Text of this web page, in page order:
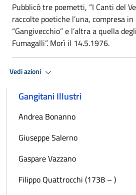
Pubblicò tre poemetti, “I Canti del
raccolte poetiche l’una, compresa
“Gangivecchio” e l’altra a quella
Fumagalli”. Morì il 14.5.1976.
Vedi azioni
Gangitani Illustri
Andrea Bonanno
Giuseppe Salerno
Gaspare Vazzano
Filippo Quattrocchi (1738 – )